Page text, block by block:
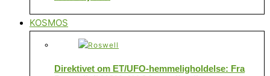
KOSMOS
Direktivet om ET/UFO-hemmeligholdelse: Fra